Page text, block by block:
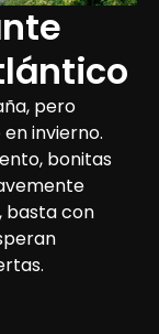
pero
invierno.
bonitas
basta con